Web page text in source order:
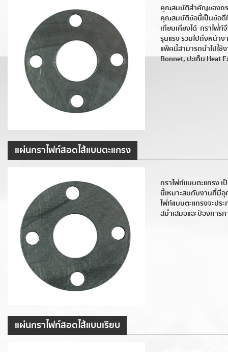
คุณสมบัติสำคัญของกร
คุณสมบัติข้อนี้เป็นข้อดีที่
เทียบเคียงได้ กราไฟ
รุนแรง รวมไปถึงหน้า
แพ็คนี้สามารถนำไปใช้
Bonnet, ปะเก็น Heat
แผ่นกราไฟท์สอดไส้แบบตะแกรง
กราไฟท์แบบตะแกรง เ
นี้เหมาะสมกับงานที่มี
ไฟท์แบบตะแกรงจะป
สม่ำเสมอและป้องการ
แผ่นกราไฟท์สอดไส้แบบเรียบ